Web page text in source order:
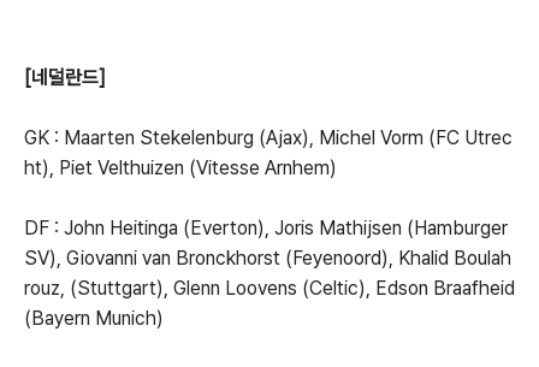
[네덜란드]
GK : Maarten Stekelenburg (Ajax), Michel Vorm (FC Utrec
ht), Piet Velthuizen (Vitesse Arnhem)
DF : John Heitinga (Everton), Joris Mathijsen (Hamburger
SV), Giovanni van Bronckhorst (Feyenoord), Khalid Boulah
rouz, (Stuttgart), Glenn Loovens (Celtic), Edson Braafheid
(Bayern Munich)